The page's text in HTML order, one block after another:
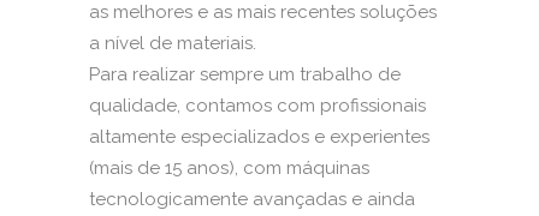
as melhores e as mais recentes soluções
a nível de materiais.
Para realizar sempre um trabalho de
qualidade, contamos com profissionais
altamente especializados e experientes
(mais de 15 anos), com máquinas
tecnologicamente avançadas e ainda